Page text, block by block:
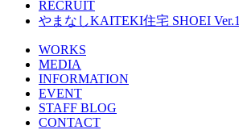
RECRUIT
やまなしKAITEKI住宅 SHOEI Ver.1
WORKS
MEDIA
INFORMATION
EVENT
STAFF BLOG
CONTACT